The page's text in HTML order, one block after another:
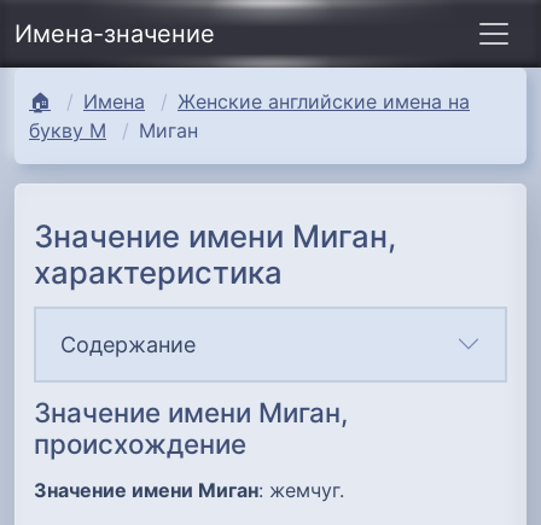
Имена-значение
🏠 Имена
Женские английские имена на
букву М
Миган
Значение имени Миган,
характеристика
Содержание
Значение имени Миган,
происхождение
Значение имени Миган: жемчуг.